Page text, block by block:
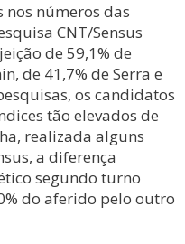
números das
CNT/Sensus
de 59,1% de
de 41,7% de Serra e
os candidatos
tão elevados de
realizada alguns
a diferença
segundo turno
do aferido pelo outro